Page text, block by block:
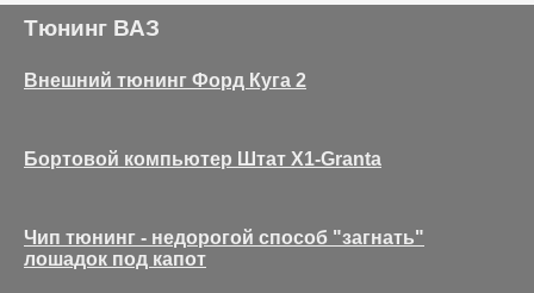
Тюнинг ВАЗ
Внешний тюнинг Форд Куга 2
Бортовой компьютер Штат Х1-Granta
Чип тюнинг - недорогой способ "загнать"
лошадок под капот